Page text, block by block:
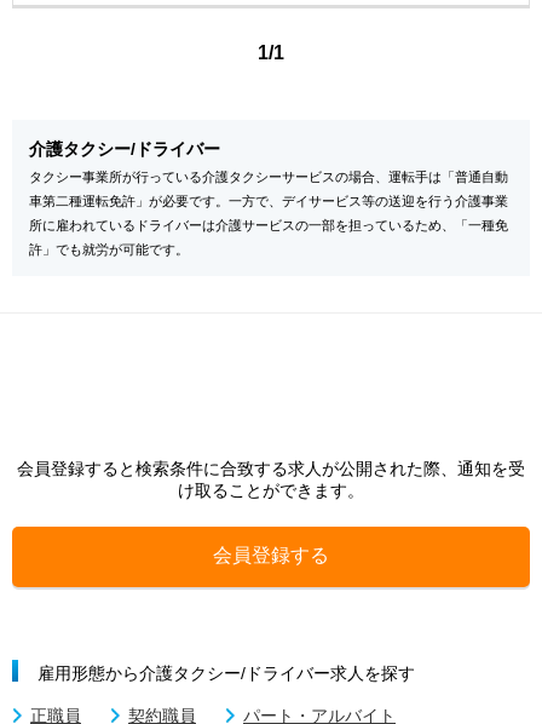
1/1
介護タクシー/ドライバー
タクシー事業所が行っている介護タクシーサービスの場合、運転手は「普通自動
車第二種運転免許」が必要です。一方で、デイサービス等の送迎を行う介護事業
所に雇われているドライバーは介護サービスの一部を担っているため、「一種免
許」でも就労が可能です。
会員登録すると検索条件に合致する求人が公開された際、通知を受
け取ることができます。
会員登録する
雇用形態から介護タクシー/ドライバー求人を探す
正職員 契約職員 パート・アルバイト